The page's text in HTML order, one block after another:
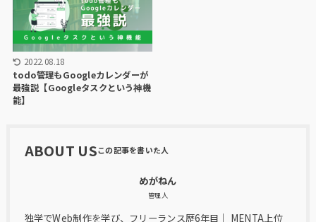
2022.08.18
todo管理もGoogleカレンダーが
最強説【Googleタスクという神機
能】
ABOUT US
めがねん
管理人
独学でWeb制作を学び、フリーランス歴6年目｜ MENTA上位